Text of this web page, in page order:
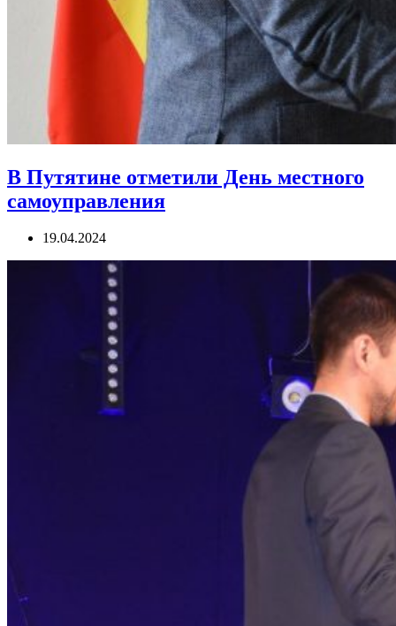
В Путятине отметили День местного
самоуправления
19.04.2024